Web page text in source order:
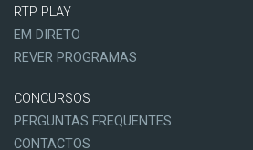
RTP PLAY
EM DIRETO
REVER PROGRAMAS
CONCURSOS
PERGUNTAS FREQUENTES
CONTACTOS